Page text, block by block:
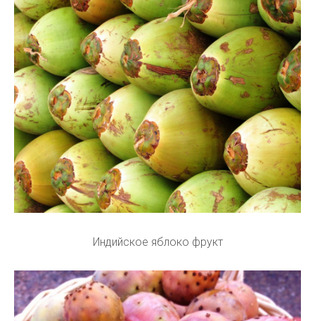
Индийское яблоко фрукт